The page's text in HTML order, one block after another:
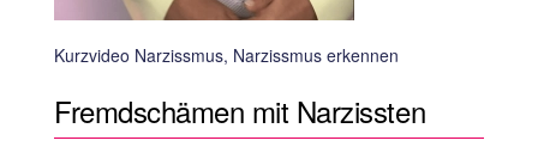
Kurzvideo Narzissmus, Narzissmus erkennen
Fremdschämen mit Narzissten